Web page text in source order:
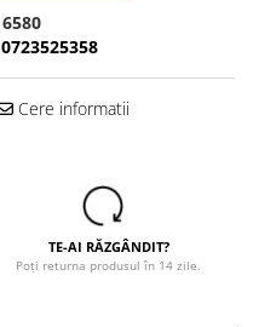
6580
0723525358
Cere informatii
TE-AI RĂZGÂNDIT?
Poți returna produsul în 14 zile.